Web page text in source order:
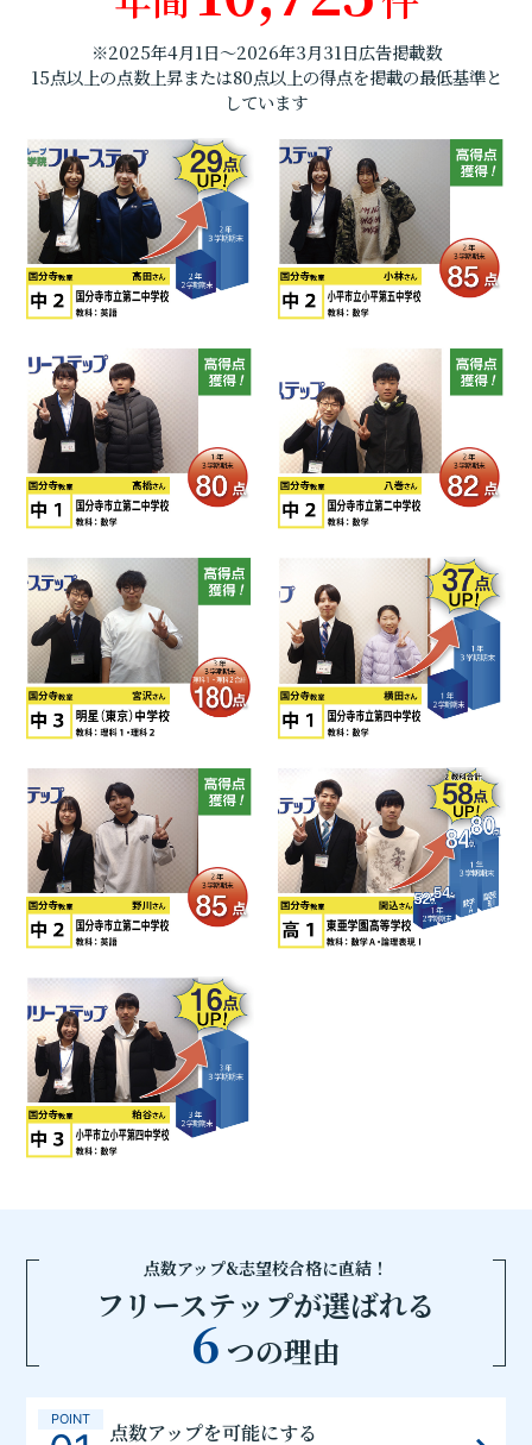
※2025年4月1日～2026年3月31日広告掲載数
15点以上の点数上昇または80点以上の得点を掲載の最低基準と
しています
点数アップ&志望校合格に直結！
フリーステップが選ばれる
6 つの理由
POINT 点数アップを可能にする